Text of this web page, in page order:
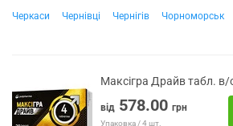
Черкаси
Чернівці Чернігів Чорноморськ
Максігра Драйв табл.
від 578.00 грн
Упаковка / 4 шт.